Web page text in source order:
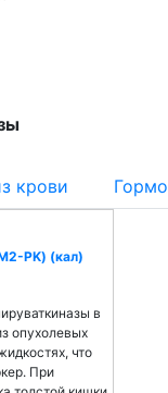
крови
PK) (кал)
в
опухолевых
что
При